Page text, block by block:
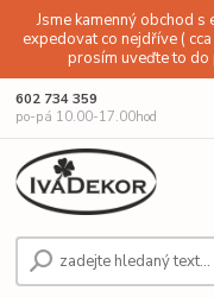
Jsme kamenný obchod s
expedovat co nejdříve (
prosím uveďte to do
602 734 359
po-pá 10.00-17.00hod